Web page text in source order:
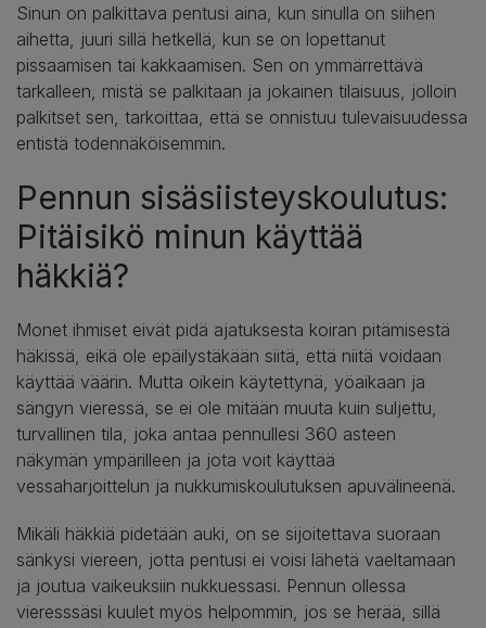
Sinun on palkittava pentusi aina, kun sinulla on siihen
aihetta, juuri sillä hetkellä, kun se on lopettanut
pissaamisen tai kakkaamisen. Sen on ymmärrettävä
tarkalleen, mistä se palkitaan ja jokainen tilaisuus, jolloin
palkitset sen, tarkoittaa, että se onnistuu tulevaisuudessa
entistä todennäköisemmin.
Pennun sisäsiisteyskoulutus:
Pitäisikö minun käyttää
häkkiä?
Monet ihmiset eivät pidä ajatuksesta koiran pitämisestä
häkissä, eikä ole epäilystäkään siitä, että niitä voidaan
käyttää väärin. Mutta oikein käytettynä, yöaikaan ja
sängyn vieressä, se ei ole mitään muuta kuin suljettu,
turvallinen tila, joka antaa pennullesi 360 asteen
näkymän ympärilleen ja jota voit käyttää
vessaharjoittelun ja nukkumiskoulutuksen apuvälineenä.
Mikäli häkkiä pidetään auki, on se sijoitettava suoraan
sänkysi viereen, jotta pentusi ei voisi lähetä vaeltamaan
ja joutua vaikeuksiin nukkuessasi. Pennun ollessa
vieresssäsi kuulet myös helpommin, jos se herää, sillä